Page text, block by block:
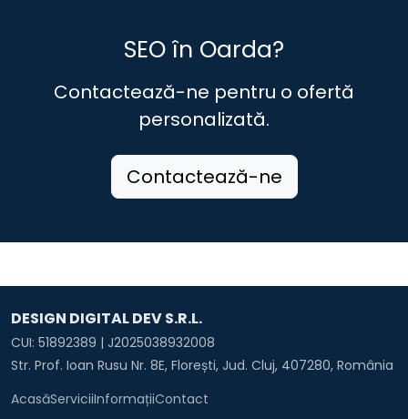
SEO în Oarda?
Contactează-ne pentru o ofertă
personalizată.
Contactează-ne
DESIGN DIGITAL DEV S.R.L.
CUI: 51892389 | J2025038932008
Str. Prof. Ioan Rusu Nr. 8E, Florești, Jud. Cluj, 407280, România
AcasăServiciiInformațiiContact